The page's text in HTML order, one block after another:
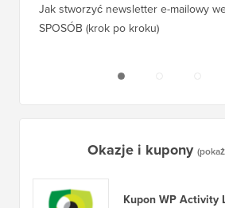
Jak stworzyć newsletter e-mailowy
SPOSÓB (krok po kroku)
Okazje i kupony
Kupon WP Activity